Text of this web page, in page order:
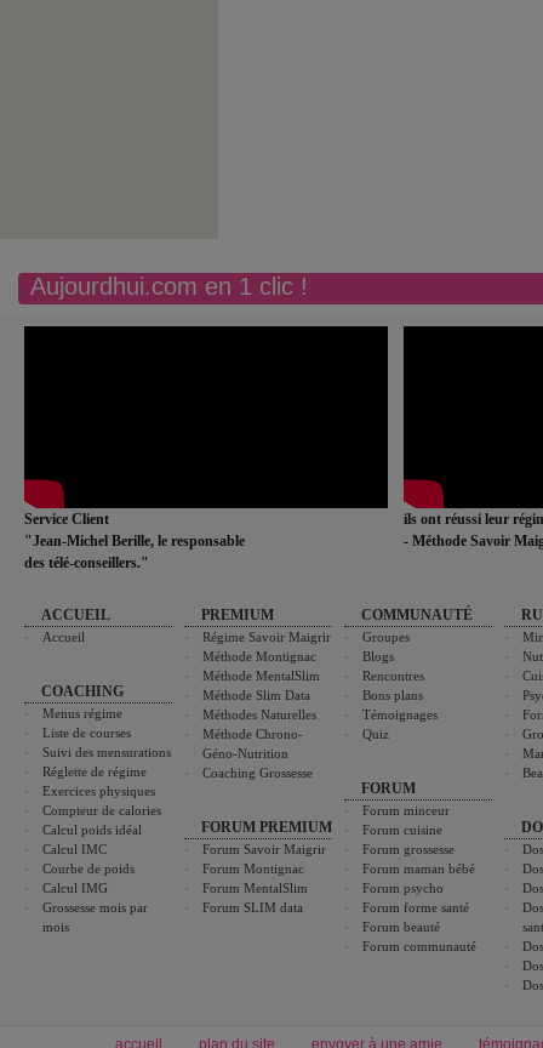
Aujourdhui.com en 1 clic !
Service Client
"Jean-Michel Berille, le responsable
des télé-conseillers."
ils ont réussi leur
- Méthode Savoir
ACCUEIL
Accueil
COACHING
Menus régime
Liste de courses
Suivi des mensurations
Réglette de régime
Exercices physiques
Compteur de calories
Calcul poids idéal
Calcul IMC
Courbe de poids
Calcul IMG
Grossesse mois par
mois
PREMIUM
Régime Savoir Maigrir
Méthode Montignac
Méthode MentalSlim
Méthode Slim Data
Méthodes Naturelles
Méthode Chrono-
Géno-Nutrition
Coaching Grossesse
FORUM PREMIUM
Forum Savoir Maigrir
Forum Montignac
Forum MentalSlim
Forum SLIM data
COMMUNAUTÉ
Groupes
Blogs
Rencontres
Bons plans
Témoignages
Quiz
FORUM
Forum minceur
Forum cuisine
Forum grossesse
Forum maman bébé
Forum psycho
Forum forme santé
Forum beauté
Forum communauté
accueil plan du site envoyer à une amie